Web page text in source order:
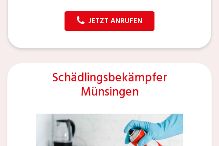
JETZT ANRUFEN
Schädlingsbekämpfer
Münsingen